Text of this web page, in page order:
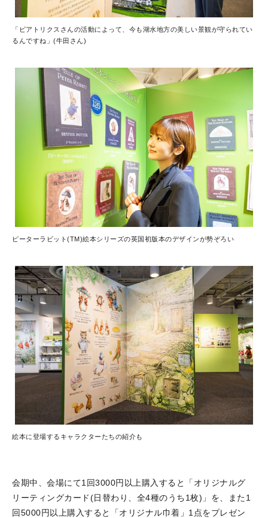
「ビアトリクスさんの活動によって、今も湖水地方の美しい景観が守られてい
るんですね」(牛田さん)
ピーターラビット(TM)絵本シリーズの英国初版本のデザインが勢ぞろい
絵本に登場するキャラクターたちの紹介も
会期中、会場にて1回3000円以上購入すると「オリジナルグ
リーティングカード(日替わり、全4種のうち1枚)」を、また1
回5000円以上購入すると「オリジナル巾着」1点をプレゼン